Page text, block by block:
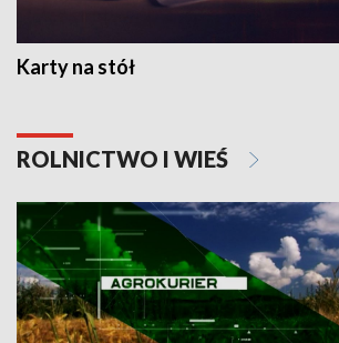
Karty na stół
ROLNICTWO I WIEŚ